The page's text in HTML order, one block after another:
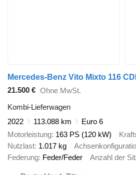
Mercedes-Benz Vito Mixto 116 CDI
21.500 € Ohne MwSt.
Kombi-Lieferwagen
2022
113.088 km
Euro 6
Motorleistung 163 PS (120 kW)
Nutzlast 1.017 kg
Federung Feder/Feder Anzahl der